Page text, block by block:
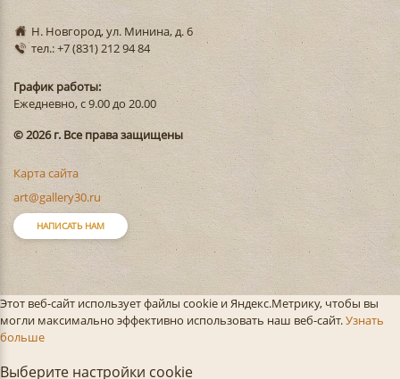
Н. Новгород, ул. Минина, д. 6
тел.: +7 (831) 212 94 84
График работы:
Ежедневно, с 9.00 до 20.00
© 2026 г. Все права защищены
Карта сайта
art@gallery30.ru
НАПИСАТЬ НАМ
Этот веб-сайт использует файлы cookie и Яндекс.Метрику, чтобы вы
могли максимально эффективно использовать наш веб-сайт.Узнать
больше
Выберите настройки cookie